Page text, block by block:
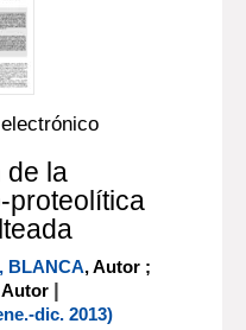
de la
proteolítica
BLANCA, Autor ;
Autor |
dic. 2013)